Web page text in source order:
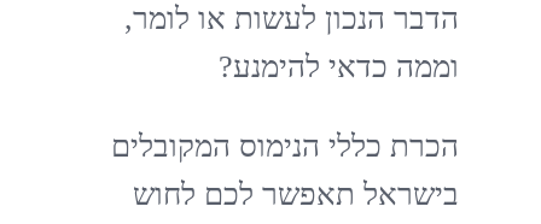
הדבר הנכון לעשות או לומר,
וממה כדאי להימנע?
הכרת כללי הנימוס המקובלים
בישראל תאפשר לכם לחוש